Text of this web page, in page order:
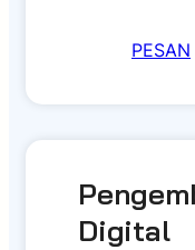
PESAN
Digital